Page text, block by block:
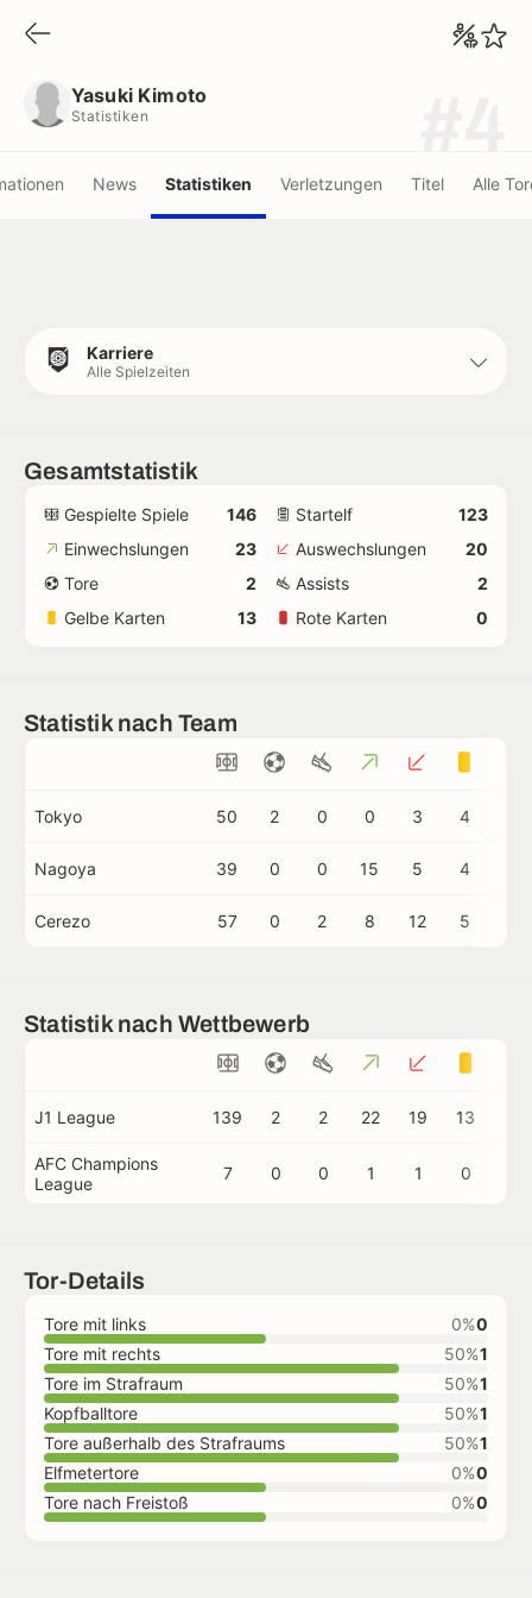
Yasuki Kimoto
Statistiken
News Statistiken Verletzungen Titel Alle
Karriere
Alle Spielzeiten
Gesamtstatistik
Gespielte Spiele 146 Startelf
123
Einwechslungen
23 Auswechslungen
20
Tore
2 Assists
2
Gelbe Karten
13 Rote Karten 0
Statistik nach Team
Tokyo 50 2 0 0 3 4
Nagoya 39 0 0 15 5 4
Cerezo 57 0 2 8 12 5
Statistik nach Wettbewerb
J1 League 139 2 2 22 19 13
AFC Champions
League
7 0 0 1 1 0
Tor-Details
Tore mit links 0%0
Tore mit rechts
50%1
Tore im Strafraum
50%1
Kopfballtore
50%1
Tore außerhalb des Strafraums
50%1
Elfmetertore
0%0
Tore nach Freistoß
0%0